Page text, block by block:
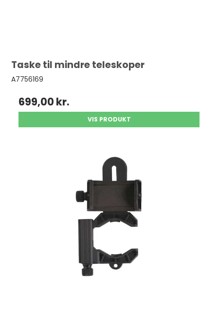
Taske til mindre teleskoper
A7756169
699,00 kr.
VIS PRODUKT